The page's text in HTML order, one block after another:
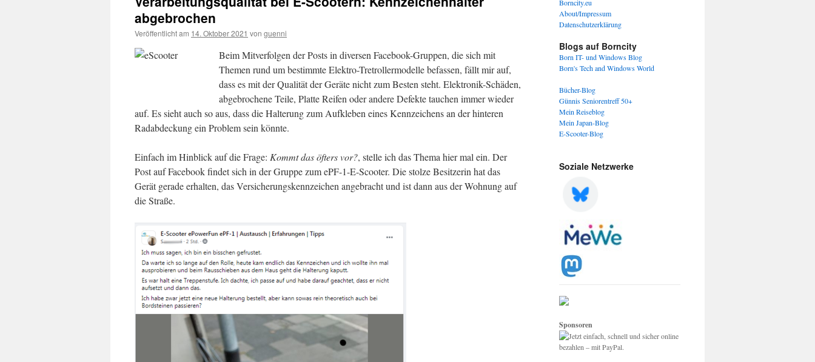
abgebrochen
Veröffentlicht am 14. Oktober 2021 von guenni
Beim Mitverfolgen der Posts in diversen Facebook-Gruppen, die sich mit
Themen rund um bestimmte Elektro-Tretrollermodelle befassen, fällt mir auf,
dass es mit der Qualität der Geräte nicht zum Besten steht. Elektronik-Schäden,
abgebrochene Teile, Platte Reifen oder andere Defekte tauchen immer wieder
auf. Es sieht auch so aus, dass die Halterung zum Aufkleben eines Kennzeichens an der hinteren
Radabdeckung ein Problem sein könnte.
Einfach im Hinblick auf die Frage: Kommt das öfters vor?, stelle ich das Thema hier mal ein. Der
Post auf Facebook findet sich in der Gruppe zum ePF-1-E-Scooter. Die stolze Besitzerin hat das
Gerät gerade erhalten, das Versicherungskennzeichen angebracht und ist dann aus der Wohnung auf
die Straße.
Borncity.eu
About/Impressum
Datenschutzerklärung
Blogs auf Borncity
Born IT- und Windows Blog
Born's Tech and Windows World
Bücher-Blog
Günnis Seniorentreff 50+
Mein Reiseblog
Mein Japan-Blog
E-Scooter-Blog
Soziale Netzwerke
Sponsoren